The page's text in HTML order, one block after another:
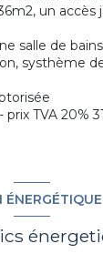
un accès
salle de
systhème
prix TVA 20%
ÉNERGÉTIQUE